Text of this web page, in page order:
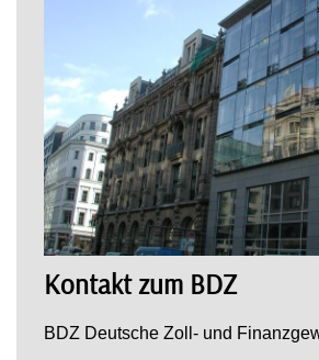
Kontakt zum BDZ
BDZ Deutsche Zoll- und